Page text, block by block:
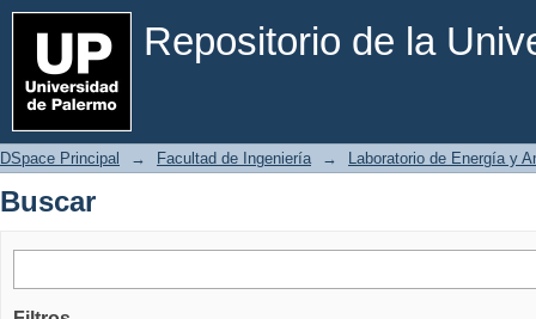
Repositorio de la
Buscar
DSpace Principal → Facultad de Ingeniería → Laboratorio de Energía y
Buscar